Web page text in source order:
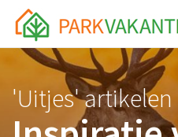
<body id="page-top">
'Uitjes' artikelen